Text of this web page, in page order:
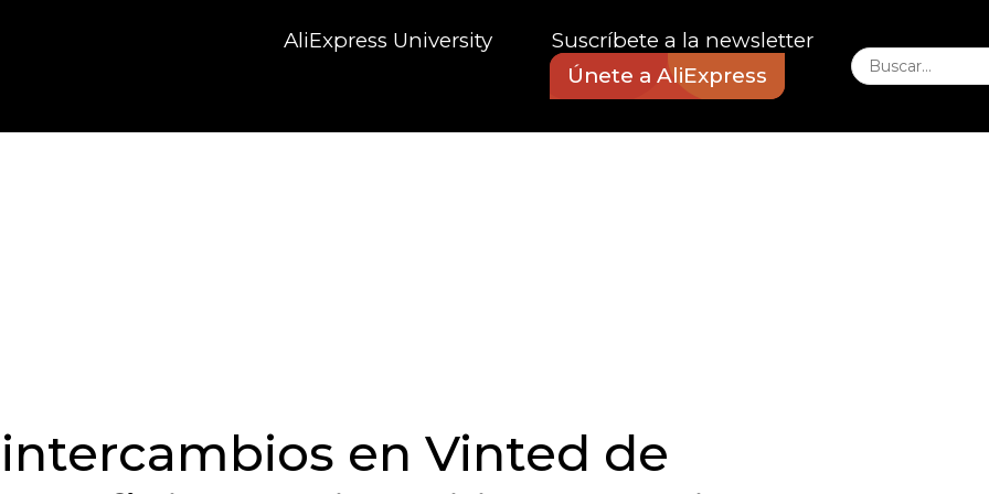
AliExpress University
Suscríbete a la newsletter
Únete a AliExpress
en Vinted de